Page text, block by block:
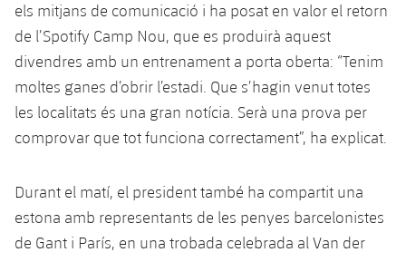
Agenda
Calendari
Resultats
Classificació
Jugadors
Calendari
Resultats
Notícies
Hockey Herba Masculí
Hockey Herba Femení
Patinatge artístic
plusicon
més
Actualitat
Plantilla
Escola de Patinatge
plusicon
més
Jugadors
plusicon
més
Notícies
Apunta't a les amateurs
plusicon
més
els mitjans de comunicació i ha posat en valor el retorn
de l’Spotify Camp Nou, que es produirà aquest
divendres amb un entrenament a porta oberta: “Tenim
moltes ganes d’obrir l’estadi. Que s’hagin venut totes
les localitats és una gran notícia. Serà una prova per
comprovar que tot funciona correctament”, ha explicat.
Durant el matí, el president també ha compartit una
estona amb representants de les penyes barcelonistes
de Gant i París, en una trobada celebrada al Van der